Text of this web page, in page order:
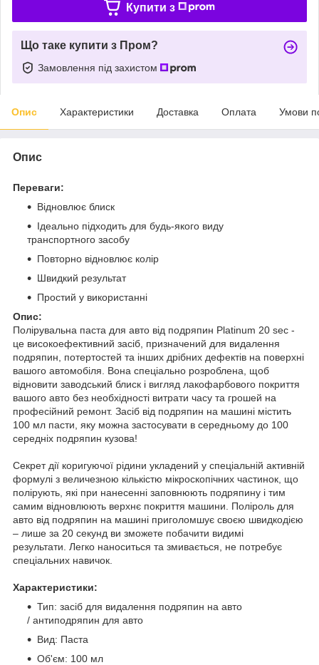
Купити з
Що таке купити з Пром?
Замовлення під захистом
Опис Характеристики Доставка Оплата Умови
Опис
Переваги:
Відновлює блиск
Ідеально підходить для будь-якого виду
транспортного засобу
Повторно відновлює колір
Швидкий результат
Простий у використанні
Опис:
Полірувальна паста для авто від подряпин Platinum 20 sec -
це високоефективний засіб, призначений для видалення
подряпин, потертостей та інших дрібних дефектів на поверхні
вашого автомобіля. Вона спеціально розроблена, щоб
відновити заводський блиск і вигляд лакофарбового покриття
вашого авто без необхідності витрати часу та грошей на
професійний ремонт. Засіб від подряпин на машині містить
100 мл пасти, яку можна застосувати в середньому до 100
середніх подряпин кузова!
Секрет дії коригуючої рідини укладений у спеціальній активній
формулі з величезною кількістю мікроскопічних частинок, що
полірують, які при нанесенні заповнюють подряпину і тим
самим відновлюють верхнє покриття машини. Поліроль для
авто від подряпин на машині приголомшує своєю швидкодією
– лише за 20 секунд ви зможете побачити видимі
результати. Легко наноситься та змивається, не потребує
спеціальних навичок.
Характеристики:
Тип: засіб для видалення подряпин на авто
/ антиподряпин для авто
Вид: Паста
Об'єм: 100 мл